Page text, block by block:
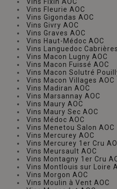
Vins Fleurie AOC
Vins Gigondas AOC
Vins Givry AOC
Vins Graves AOC
Vins Haut-Médoc AOC
Vins Languedoc
Vins Macon Lugny AOC
Vins Macon Fuissé AOC
Vins Macon Solutré
Vins Macon Villages AOC
Vins Madiran AOC
Vins Marsannay AOC
Vins Maury AOC
Vins Maury Sec AOC
Vins Médoc AOC
Vins Menetou Salon AOC
Vins Mercurey AOC
Vins Mercurey 1er Cru
Vins Meursault AOC
Vins Montagny 1er Cru
Vins Montlouis sur Loire
Vins Morgon AOC
Vins Moulin à Vent AOC